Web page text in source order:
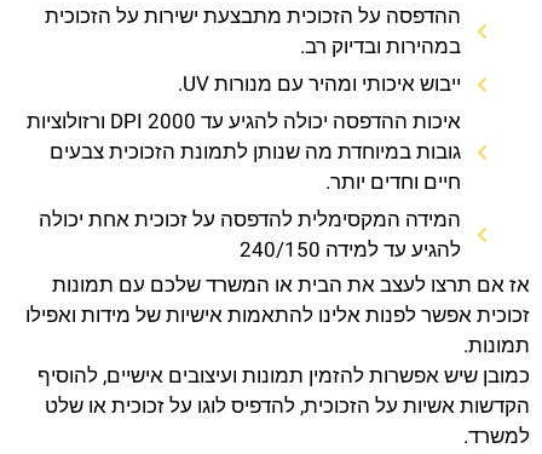
ההדפסה על הזכוכית מתבצעת ישירות על הזכוכית
במהירות ובדיוק רב.
ייבוש איכותי ומהיר עם מנורות UV.
איכות ההדפסה יכולה להגיע עד 2000 DPI ורזולוציות
גובות במיוחדת מה שנותן לתמונת הזכוכית צבעים
חיים וחדים יותר.
המידה המקסימלית להדפסה על זכוכית אחת יכולה
להגיע עד למידה 240/150
אז אם תרצו לעצב את הבית או המשרד שלכם עם תמונות
זכוכית אפשר לפנות אלינו להתאמות אישיות של מידות ואפילו
תמונות.
כמובן שיש אפשרות להזמין תמונות ועיצובים אישיים, להוסיף
הקדשות אשיות על הזכוכית, להדפיס לוגו על זכוכית או שלט
למשרד.